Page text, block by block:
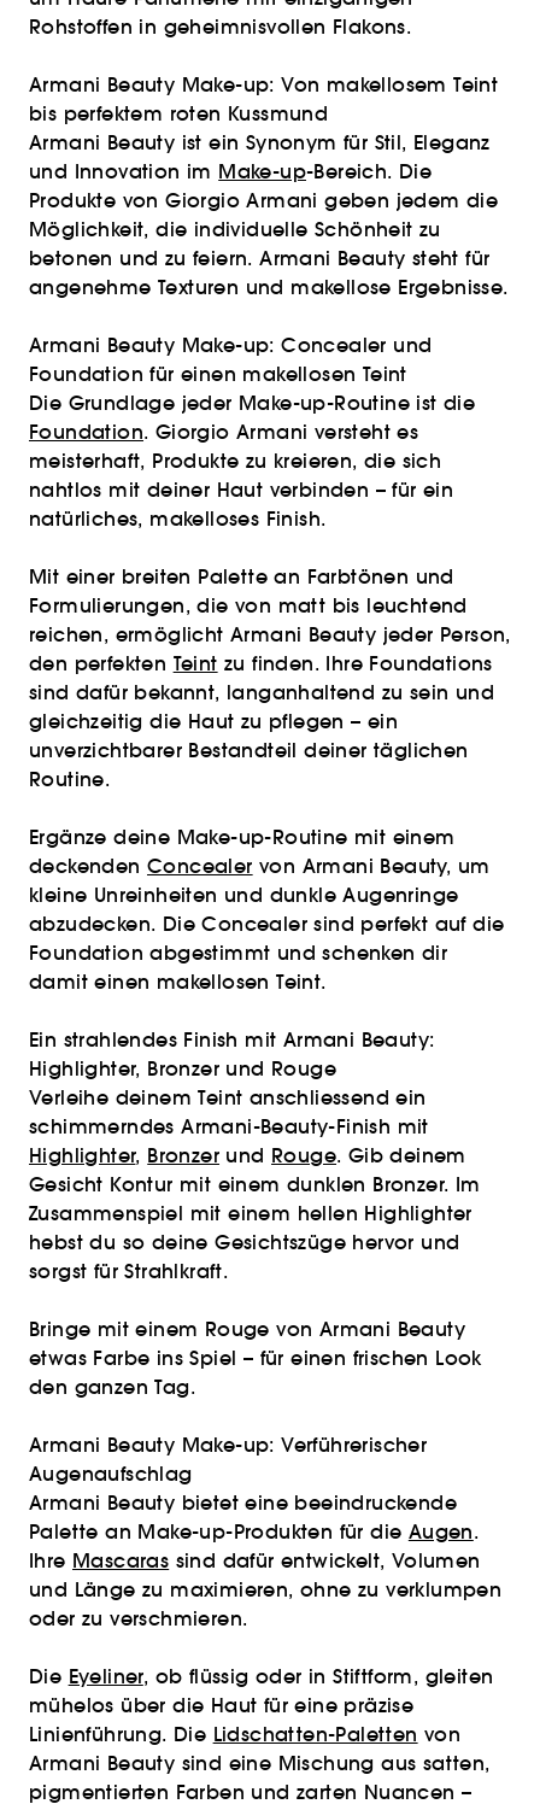
Rohstoffen in geheimnisvollen Flakons.
Armani Beauty Make-up: Von makellosem Teint
bis perfektem roten Kussmund
Armani Beauty ist ein Synonym für Stil, Eleganz
und Innovation im Make-up-Bereich. Die
Produkte von Giorgio Armani geben jedem die
Möglichkeit, die individuelle Schönheit zu
betonen und zu feiern. Armani Beauty steht für
angenehme Texturen und makellose Ergebnisse.
Armani Beauty Make-up: Concealer und
Foundation für einen makellosen Teint
Die Grundlage jeder Make-up-Routine ist die
Foundation. Giorgio Armani versteht es
meisterhaft, Produkte zu kreieren, die sich
nahtlos mit deiner Haut verbinden – für ein
natürliches, makelloses Finish.
Mit einer breiten Palette an Farbtönen und
Formulierungen, die von matt bis leuchtend
reichen, ermöglicht Armani Beauty jeder Person,
den perfekten Teint zu finden. Ihre Foundations
sind dafür bekannt, langanhaltend zu sein und
gleichzeitig die Haut zu pflegen – ein
unverzichtbarer Bestandteil deiner täglichen
Routine.
Ergänze deine Make-up-Routine mit einem
deckendenConcealer von Armani Beauty, um
kleine Unreinheiten und dunkle Augenringe
abzudecken. Die Concealer sind perfekt auf die
Foundation abgestimmt und schenken dir
damit einen makellosen Teint.
Ein strahlendes Finish mit Armani Beauty:
Highlighter, Bronzer und Rouge
Verleihe deinem Teint anschliessend ein
schimmerndes Armani-Beauty-Finish mit
Highlighter, Bronzer und Rouge. Gib deinem
Gesicht Kontur mit einem dunklen Bronzer. Im
Zusammenspiel mit einem hellen Highlighter
hebst du so deine Gesichtszüge hervor und
sorgst für Strahlkraft.
Bringe mit einem Rouge von Armani Beauty
etwas Farbe ins Spiel – für einen frischen Look
den ganzen Tag.
Armani Beauty Make-up: Verführerischer
Augenaufschlag
Armani Beauty bietet eine beeindruckende
Palette an Make-up-Produkten für die Augen.
Ihre Mascaras sind dafür entwickelt, Volumen
und Länge zu maximieren, ohne zu verklumpen
oder zu verschmieren.
Die Eyeliner, ob flüssig oder in Stiftform, gleiten
mühelos über die Haut für eine präzise
Linienführung. Die Lidschatten-Paletten von
Armani Beauty sind eine Mischung aus satten,
pigmentierten Farben und zarten Nuancen –